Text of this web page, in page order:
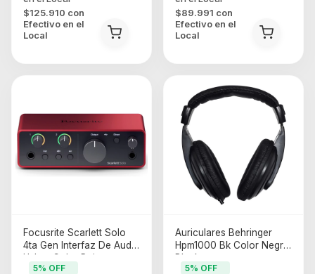
$125.910 con
Efectivo en el
Local
$89.991 con
Efectivo en el
Local
Focusrite Scarlett Solo
4ta Gen Interfaz De Audio
Usb-c Color Rojo
5% OFF
Auriculares Behringer
Hpm1000 Bk Color Negro
Black
5% OFF